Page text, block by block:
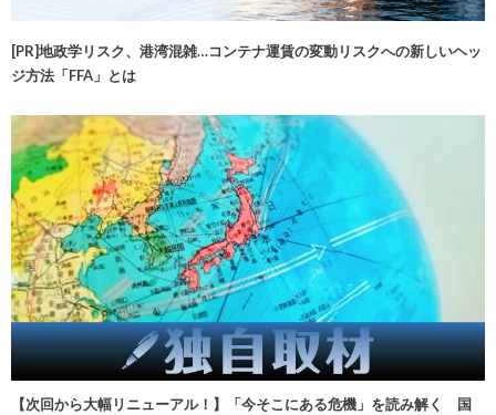
[PR]地政学リスク、港湾混雑…コンテナ運賃の変動リスクへの新しいヘッ
ジ方法「FFA」とは
【次回から大幅リニューアル！】「今そこにある危機」を読み解く 国